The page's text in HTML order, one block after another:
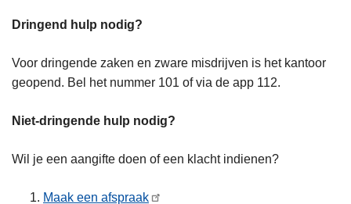
Dringend hulp nodig?
Voor dringende zaken en zware misdrijven is het kantoor
geopend. Bel het nummer 101 of via de app 112.
Niet-dringende hulp nodig?
Wil je een aangifte doen of een klacht indienen?
Maak een afspraak